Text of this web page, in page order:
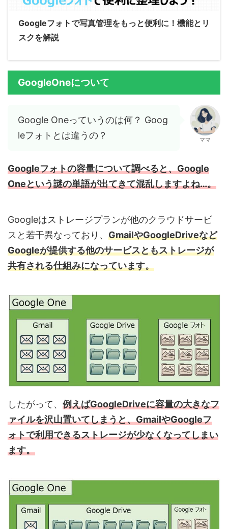
Googleフォトで写真管理をもっと便利に！機能とリ
スクを解説
GoogleOneについて
Google Oneっていうのは何？ Goog
leフォトとは違うの？
ママ
Googleフォトの容量について調べると、Google
Oneという謎の単語が出てきて混乱しますよね…。
Googleはストレージプランが他のクラウドサービ
スと若干異なっており、 GmailやGoogleDriveなど
Googleが提供する他のサービスともストレージが
共有される仕組みになっています。
したがって、 例えばGoogleDriveに容量の大きなフ
ァイルを沢山置いてしまうと、GmailやGoogleフ
ォトで利用できるストレージが少なくなってしまい
ます。